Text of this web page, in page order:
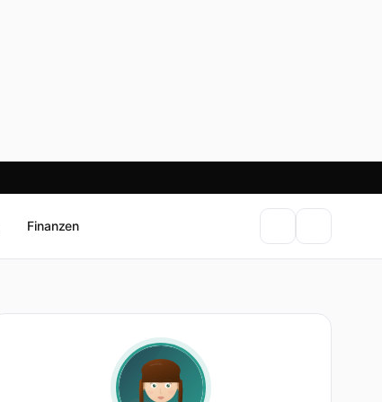
Finanzen